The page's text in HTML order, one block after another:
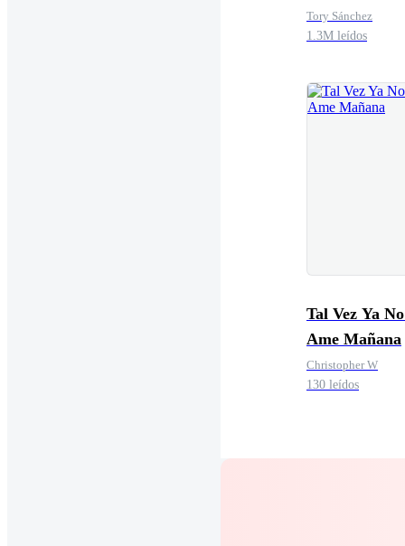
Tory Sánchez
1.3M leídos
Tal Vez Ya
Ame Mañana
Christopher W
130 leídos